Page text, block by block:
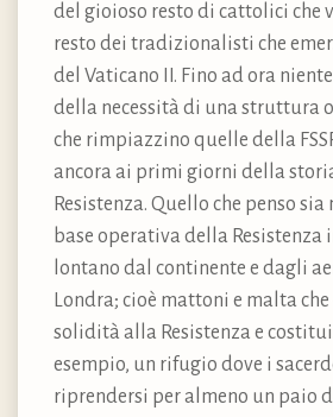
del gioioso resto di cattolici che
resto dei tradizionalisti che
del Vaticano II. Fino ad ora
della necessità di una struttura
che rimpiazzino quelle della
ancora ai primi giorni della
Resistenza. Quello che penso sia
base operativa della Resistenza
lontano dal continente e dagli
Londra; cioè mattoni e malta
solidità alla Resistenza e
esempio, un rifugio dove i
riprendersi per almeno un paio